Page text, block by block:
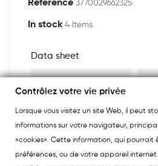
Reference 3770029662325
In stock 4 Items
Data sheet
Contrôlez votre vie privée
Lorsque vous visitez un site Web, il peut
informations sur votre navigateur,
«cookies». Cette information, qui pourrait
préférences, ou de votre appareil